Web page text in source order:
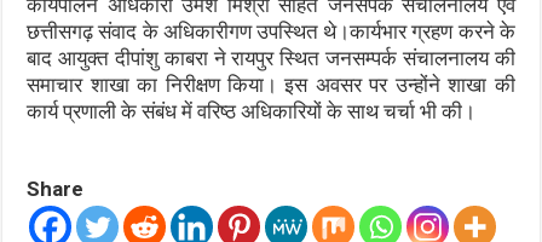
छत्तीसगढ़ संवाद के अधिकारीगण उपस्थित थे।कार्यभार ग्रहण करने के
बाद आयुक्त दीपांशु काबरा ने रायपुर स्थित जनसम्पर्क संचालनालय की
समाचार शाखा का निरीक्षण किया। इस अवसर पर उन्होंने शाखा की
कार्य प्रणाली के संबंध में वरिष्ठ अधिकारियों के साथ चर्चा भी की।
Share